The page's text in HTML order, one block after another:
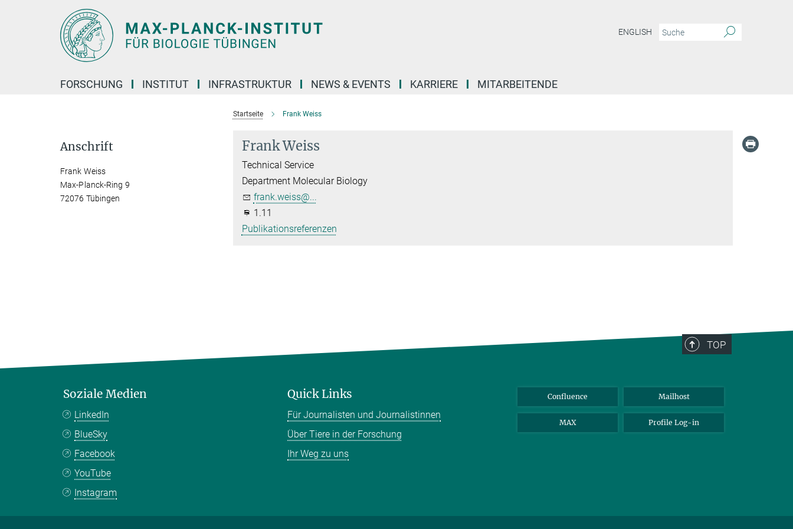
ENGLISH
FORSCHUNG INSTITUT INFRASTRUKTUR NEWS & EVENTS KARRIERE MITARBEITENDE
Startseite Frank Weiss
Frank Weiss
Technical Service
Department Molecular Biology
frank.weiss@...
1.11
Publikationsreferenzen
Anschrift
Frank Weiss
Max-Planck-Ring 9
72076 Tübingen
TOP
Soziale Medien
LinkedIn
BlueSky
Facebook
YouTube
Instagram
Quick Links
Für Journalisten und Journalistinnen
Über Tiere in der Forschung
Ihr Weg zu uns
Confluence Mailhost
MAX Profile Log-in